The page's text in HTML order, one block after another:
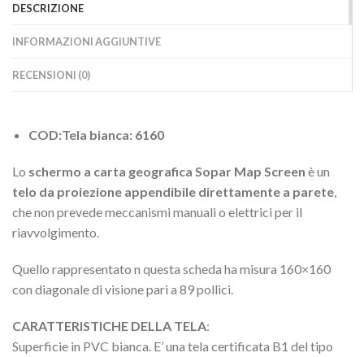
DESCRIZIONE
INFORMAZIONI AGGIUNTIVE
RECENSIONI (0)
COD:Tela bianca: 6160
Lo schermo a carta geografica Sopar Map Screen è un
telo da proiezione appendibile direttamente a parete
che non prevede meccanismi manuali o elettrici per il
riavvolgimento.
Quello rappresentato n questa scheda ha misura 160×160
con diagonale di visione pari a 89 pollici.
CARATTERISTICHE DELLA TELA:
Superficie in PVC bianca. E’ una tela certificata B1 del tipo